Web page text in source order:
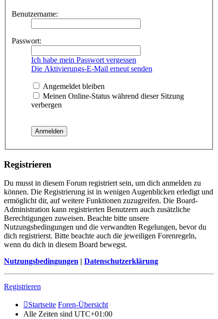
Benutzername:
Passwort:
Ich habe mein Passwort vergessen
Die Aktivierungs-E-Mail erneut senden
Angemeldet bleiben
Meinen Online-Status während dieser Sitzung
verbergen
Registrieren
Du musst in diesem Forum registriert sein, um dich anmelden zu
können. Die Registrierung ist in wenigen Augenblicken erledigt und
ermöglicht dir, auf weitere Funktionen zuzugreifen. Die Board-
Administration kann registrierten Benutzern auch zusätzliche
Berechtigungen zuweisen. Beachte bitte unsere
Nutzungsbedingungen und die verwandten Regelungen, bevor du
dich registrierst. Bitte beachte auch die jeweiligen Forenregeln,
wenn du dich in diesem Board bewegst.
Nutzungsbedingungen | Datenschutzerklärung
Registrieren
Startseite Foren-Übersicht
Alle Zeiten sind UTC+01:00